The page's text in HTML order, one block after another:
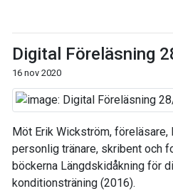
Digital Föreläsning
16 nov 2020
Möt Erik Wickström, föreläsare,
personlig tränare, skribent och
böckerna Längdskidåkning för
konditionsträning (2016).